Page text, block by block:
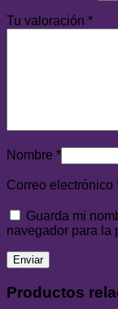
Tu valoración *
Nombre *
Correo electrónico
Guarda mi
navegador para la
Productos